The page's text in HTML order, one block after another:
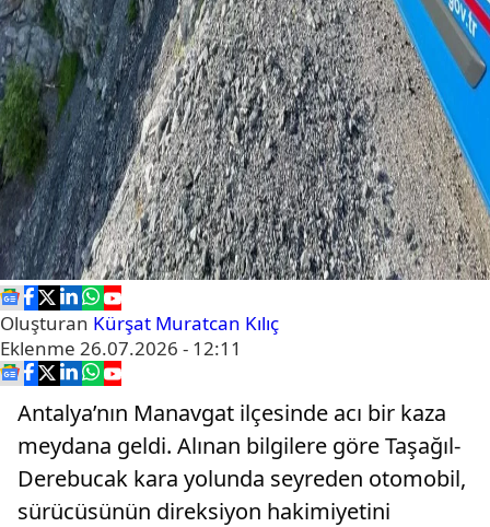
Oluşturan Kürşat Muratcan Kılıç
Eklenme 26.07.2026 - 12:11
Antalya’nın Manavgat ilçesinde acı bir kaza
meydana geldi. Alınan bilgilere göre Taşağıl-
Derebucak kara yolunda seyreden otomobil,
sürücüsünün direksiyon hakimiyetini